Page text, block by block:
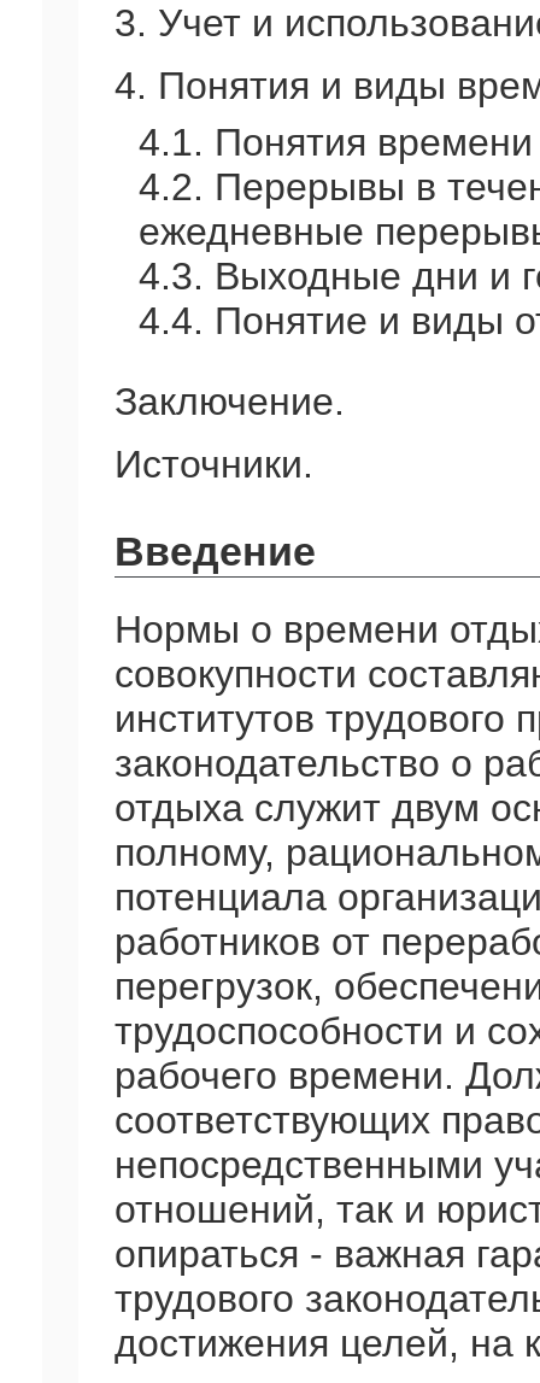
3. Учет и
4. Понятия и виды
4.1. Понятия
4.2. Перерывы в
ежедневные
4.3. Выходные дни и
4.4. Понятие и виды
Заключение.
Источники.
Введение
Нормы о времени
совокупности
институтов
законодательство о
отдыха служит двум
полному,
потенциала
работников от
перегрузок,
трудоспособности и
рабочего времени.
соответствующих
непосредственными
отношений, так и
опираться - важная
трудового
достижения целей, на